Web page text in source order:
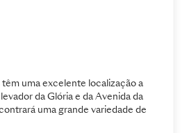
têm uma excelente localização a
da Glória e da Avenida da
uma grande variedade de